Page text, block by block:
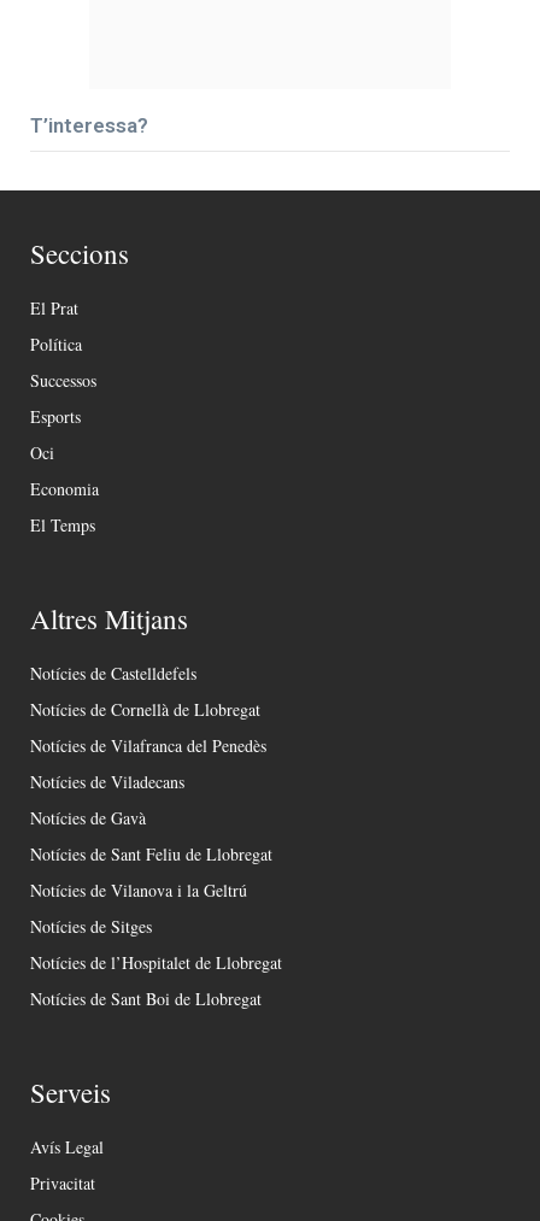
T’interessa?
Seccions
El Prat
Política
Successos
Esports
Oci
Economia
El Temps
Altres Mitjans
Notícies de Castelldefels
Notícies de Cornellà de Llobregat
Notícies de Vilafranca del Penedès
Notícies de Viladecans
Notícies de Gavà
Notícies de Sant Feliu de Llobregat
Notícies de Vilanova i la Geltrú
Notícies de Sitges
Notícies de l’Hospitalet de Llobregat
Notícies de Sant Boi de Llobregat
Serveis
Avís Legal
Privacitat